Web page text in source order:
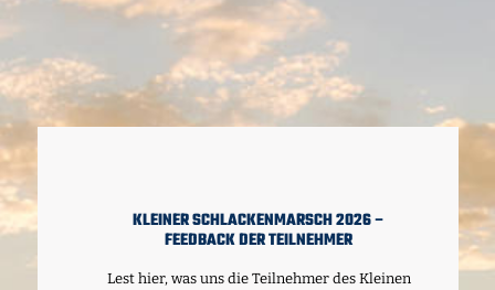
KLEINER SCHLACKENMARSCH 2026 –
FEEDBACK DER TEILNEHMER
Lest hier, was uns die Teilnehmer des Kleinen